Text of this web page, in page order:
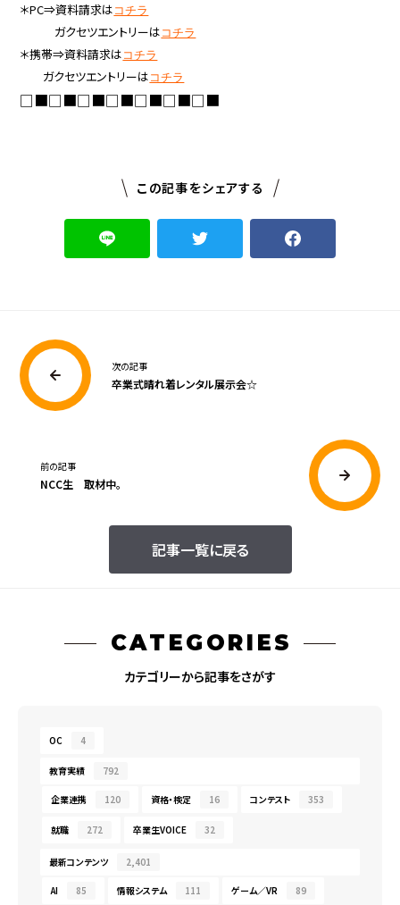
＊PC⇒資料請求は コチラ
ガクセツエントリーは コチラ
＊携帯⇒資料請求は コチラ
ガクセツエントリーは コチラ
□■□■□■□■□■□■□■
この記事をシェアする
次の記事
卒業式晴れ着レンタル展示会☆
記事一覧に戻る
前の記事
NCC生 取材中。
CATEGORIES
カテゴリーから記事をさがす
OC 4
教育実績 792
企業連携 120 資格・検定 16 コンテスト 353
就職 272 卒業生VOICE 32
最新コンテンツ 2,401
AI 85 情報システム 111 ゲーム／VR 89